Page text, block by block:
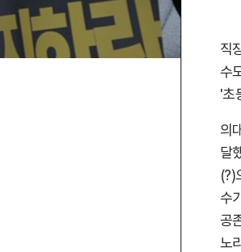
직
수
'초
의
달
(?)
수
공
노